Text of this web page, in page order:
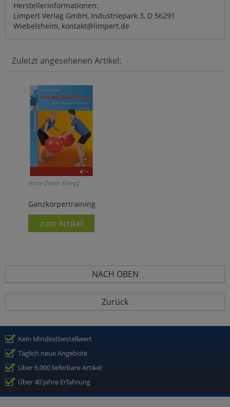
Herstellerinformationen:
Limpert Verlag GmbH, Industriepark 3, D 56291
Wiebelsheim, kontakt@limpert.de
Zuletzt angesehenen Artikel:
Hans-Dieter Kempf
Ganzkörpertraining
zum Artikel
NACH OBEN
Zurück
Kein Mindestbestellwert
Täglich neue Angebote
Über 6.000 lieferbare Artikel
Über 40 Jahre Erfahrung